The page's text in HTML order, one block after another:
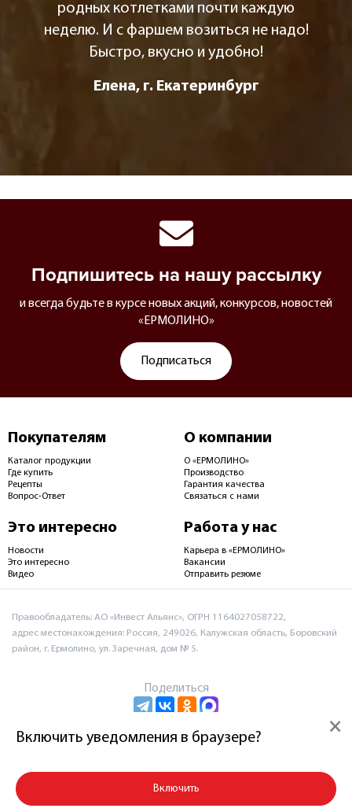
родных котлетками почти каждую
неделю. И с фаршем возиться не надо!
Быстро, вкусно и удобно!
Елена, г. Екатеринбург
Подпишитесь на нашу рассылку
и всегда будьте в курсе новых акций, конкурсов, новостей
«ЕРМОЛИНО»
Подписаться
Покупателям
Каталог продукции
Где купить
Рецепты
Вопрос-Ответ
О компании
О «ЕРМОЛИНО»
Производство
Гарантия качества
Связаться с нами
Это интересно
Новости
Это интересно
Видео
Работа у нас
Карьера в «ЕРМОЛИНО»
Вакансии
Отправить резюме
Правообладатель: АО «Инвест Альянс», ОГРН 1164027058722,
адрес местонахождения: Россия, 249026, Калужская область, Боровский
район, г. Ермолино, ул. Заречная, дом № 5.
Поделиться
Пользовательское соглашение и политика
×
Включить уведомления в браузере?
Включить